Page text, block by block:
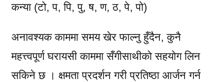
कन्या (टो, प, पि, पु, ष, ण, ठ, पे, पो)
अनावश्यक काममा समय खेर फाल्नु हुँदैन, कुनै
महत्त्वपूर्ण घरायसी काममा सँगीसाथीको सहयोग लिन
सकिने छ । क्षमता प्रदर्शन गरी प्रतिष्ठा आर्जन गर्न